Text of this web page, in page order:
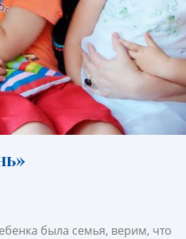
была семья, верим, что